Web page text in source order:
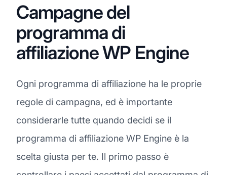
Campagne del
programma di
affiliazione WP Engine
Ogni programma di affiliazione ha le proprie
regole di campagna, ed è importante
considerarle tutte quando decidi se il
programma di affiliazione WP Engine è la
scelta giusta per te. Il primo passo è